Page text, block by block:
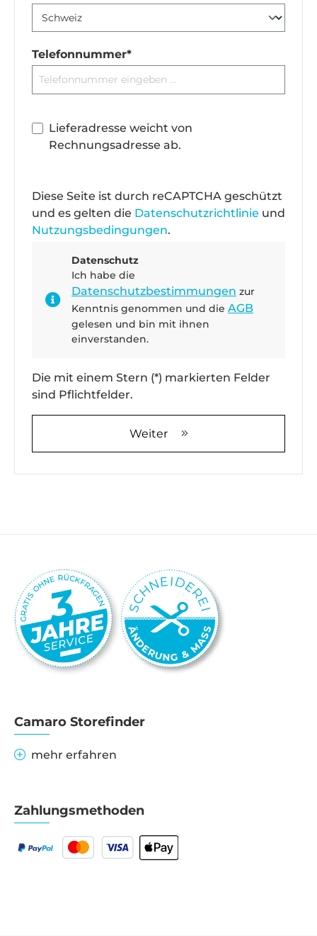
Telefonnummer*
Lieferadresse weicht von
Rechnungsadresse ab.
Diese Seite ist durch reCAPTCHA geschützt
und es gelten die Datenschutzrichtlinie und
Nutzungsbedingungen.
Datenschutz
Ich habe die
Datenschutzbestimmungen zur
Kenntnis genommen und die AGB
gelesen und bin mit ihnen
einverstanden.
Die mit einem Stern (*) markierten Felder
sind Pflichtfelder.
Weiter
Camaro Storefinder
mehr erfahren
Zahlungsmethoden